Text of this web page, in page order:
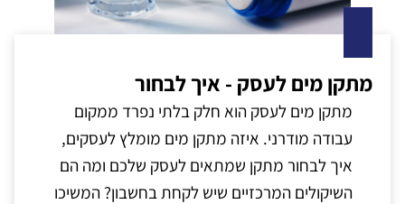
מתקן מים לעסק - איך לבחור
מתקן מים לעסק הוא חלק בלתי נפרד ממקום
עבודה מודרני. איזה מתקן מים מומלץ לעסקים,
איך לבחור מתקן שמתאים לעסק שלכם ומה הם
השיקולים המרכזיים שיש לקחת בחשבון? המשיכו